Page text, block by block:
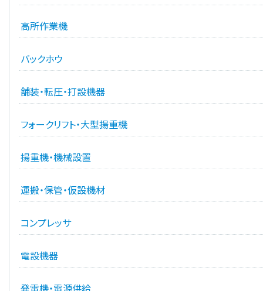
高所作業機
バックホウ
舗装・転圧・打設機器
フォークリフト・大型揚重機
揚重機・機械設置
運搬・保管・仮設機材
コンプレッサ
電設機器